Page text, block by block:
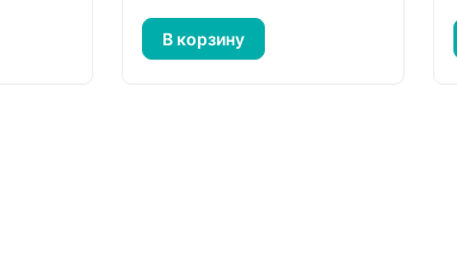
В корзину